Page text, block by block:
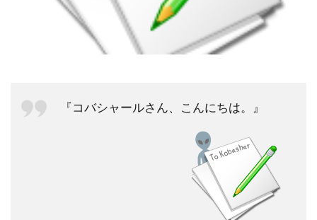
『コバシャールさん、こんにちは。』
祓い
覚醒の学校 農業
非二元